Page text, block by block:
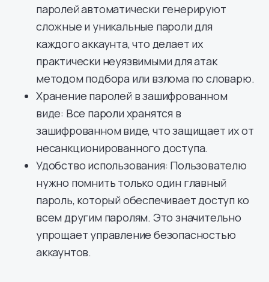
паролей автоматически генерируют
сложные и уникальные пароли для
каждого аккаунта, что делает их
практически неуязвимыми для атак
методом подбора или взлома по словарю.
Хранение паролей в зашифрованном
виде: Все пароли хранятся в
зашифрованном виде, что защищает их от
несанкционированного доступа.
Удобство использования: Пользователю
нужно помнить только один главный
пароль, который обеспечивает доступ ко
всем другим паролям. Это значительно
упрощает управление безопасностью
аккаунтов.